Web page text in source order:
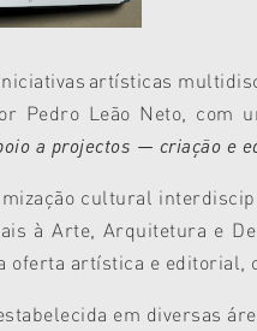
artísticas
Pedro Leão Neto, com
a projectos — criação e
cultural
à Arte, Arquitetura e
artística e editorial,
em diversas